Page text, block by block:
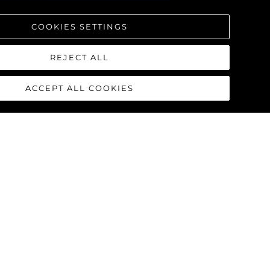
COOKIES SETTINGS
REJECT ALL
ACCEPT ALL COOKIES